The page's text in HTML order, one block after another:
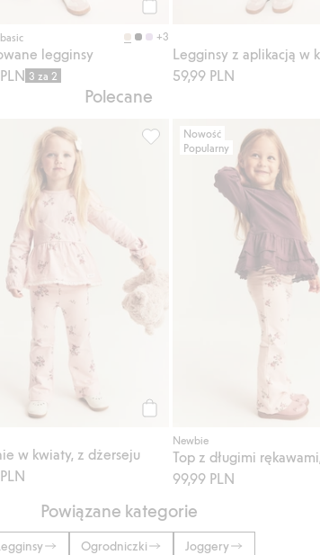
+3
legginsy
3 za 2
59,99 PLN
Polecane
do listy ulubione
rękawami, z wzorem w kwiaty, Dodaj do listy
w kwiaty, z dżerseju
Spodnie w kwiaty, z
Nowość
Popularny
Newbie
99,99 PLN
Powiązane kategorie
Ogrodniczki Joggery